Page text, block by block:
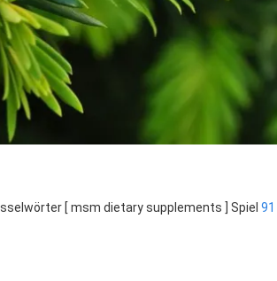
[ msm dietary supplements ] Spiel 91